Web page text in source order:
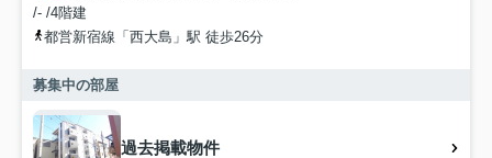
/- /4階建
都営新宿線「西大島」駅 徒歩26分
募集中の部屋
過去掲載物件